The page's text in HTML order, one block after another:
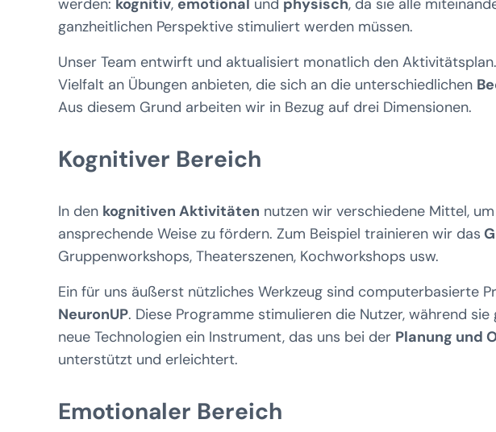
werden: kognitiv, emotional und physisch, da sie alle
ganzheitlichen Perspektive stimuliert werden müssen.
Unser Team entwirft und aktualisiert monatlich den
Vielfalt an Übungen anbieten, die sich an die unterschiedlichen
Aus diesem Grund arbeiten wir in Bezug auf drei Dimensionen.
Kognitiver Bereich
In den kognitiven Aktivitäten nutzen wir verschiedene Mittel,
ansprechende Weise zu fördern. Zum Beispiel trainieren wir das
Gruppenworkshops, Theaterszenen, Kochworkshops usw.
Ein für uns äußerst nützliches Werkzeug sind computerbasierte
NeuronUP. Diese Programme stimulieren die Nutzer, während
neue Technologien ein Instrument, das uns bei der Planung und
unterstützt und erleichtert.
Emotionaler Bereich